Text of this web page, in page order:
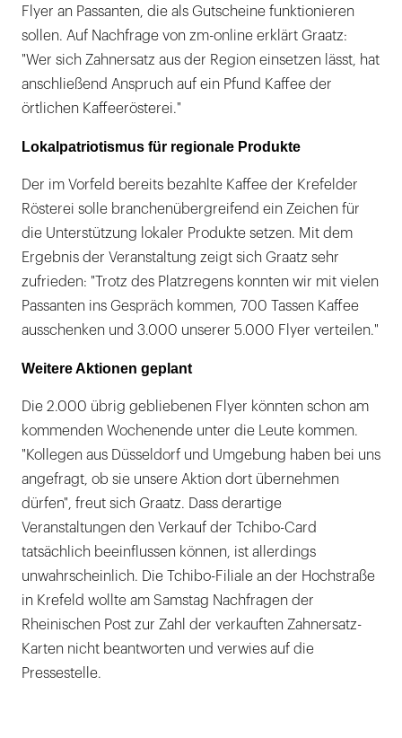
Flyer an Passanten, die als Gutscheine funktionieren
sollen. Auf Nachfrage von zm-online erklärt Graatz:
"Wer sich Zahnersatz aus der Region einsetzen lässt, hat
anschließend Anspruch auf ein Pfund Kaffee der
örtlichen Kaffeerösterei."
Lokalpatriotismus für regionale Produkte
Der im Vorfeld bereits bezahlte Kaffee der Krefelder
Rösterei solle branchenübergreifend ein Zeichen für
die Unterstützung lokaler Produkte setzen. Mit dem
Ergebnis der Veranstaltung zeigt sich Graatz sehr
zufrieden: "Trotz des Platzregens konnten wir mit vielen
Passanten ins Gespräch kommen, 700 Tassen Kaffee
ausschenken und 3.000 unserer 5.000 Flyer verteilen."
Weitere Aktionen geplant
Die 2.000 übrig gebliebenen Flyer könnten schon am
kommenden Wochenende unter die Leute kommen.
"Kollegen aus Düsseldorf und Umgebung haben bei uns
angefragt, ob sie unsere Aktion dort übernehmen
dürfen", freut sich Graatz. Dass derartige
Veranstaltungen den Verkauf der Tchibo-Card
tatsächlich beeinflussen können, ist allerdings
unwahrscheinlich. Die Tchibo-Filiale an der Hochstraße
in Krefeld wollte am Samstag Nachfragen der
Rheinischen Post zur Zahl der verkauften Zahnersatz-
Karten nicht beantworten und verwies auf die
Pressestelle.